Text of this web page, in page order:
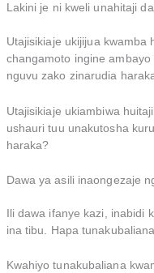
Lakini je ni kweli unahitaji
Utajisikiaje ukijijua kwamba
changamoto ingine
nguvu zako zinarudia
Utajisikiaje ukiambiwa huitaji
ushauri tuu unakutosha
haraka?
Dawa ya asili inaongezaje
Ili dawa ifanye kazi, inabidi
ina tibu. Hapa tunakubaliana.
Kwahiyo tunakubaliana